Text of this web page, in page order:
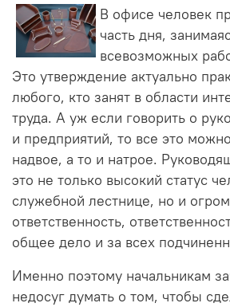
В офисе человек
часть дня,
всевозможных
Это утверждение актуально
любого, кто занят в области
труда. А уж если говорить о
и предприятий, то все это
надвое, а то и натрое.
это не только высокий статус
служебной лестнице, но и
ответственность,
общее дело и за всех
Именно поэтому начальникам
недосуг думать о том, чтобы